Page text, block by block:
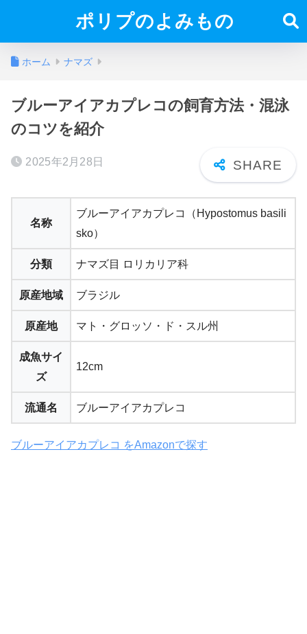
ポリプのよみもの
ホーム ナマズ
ブルーアイアカプレコの飼育方法・混泳
のコツを紹介
2025年2月28日
名称
ブルーアイアカプレコ（Hypostomus basili
sko）
分類 ナマズ目 ロリカリア科
原産地域 ブラジル
原産地 マト・グロッソ・ド・スル州
成魚サイ
ズ
12cm
流通名 ブルーアイアカプレコ
ブルーアイアカプレコ をAmazonで探す